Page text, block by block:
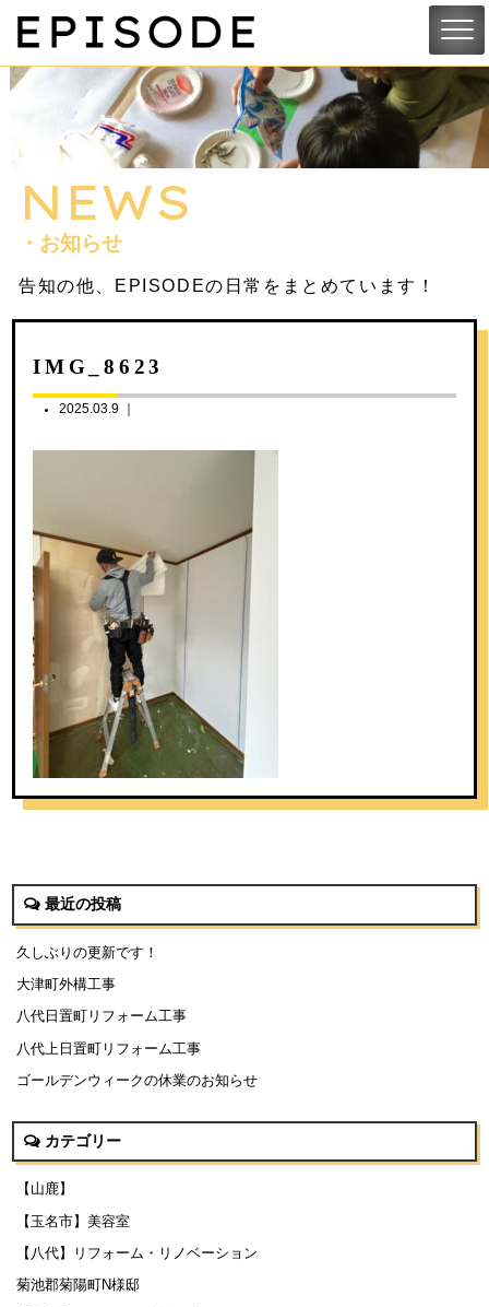
NEWS
・お知らせ
告知の他、EPISODEの日常をまとめています！
IMG_8623
2025.03.9 ｜
最近の投稿
久しぶりの更新です！
大津町外構工事
八代日置町リフォーム工事
八代上日置町リフォーム工事
ゴールデンウィークの休業のお知らせ
カテゴリー
【山鹿】
【玉名市】美容室
【八代】リフォーム・リノベーション
菊池郡菊陽町N様邸